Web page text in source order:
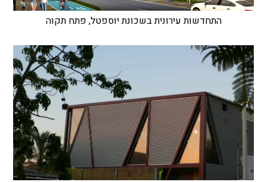
התחדשות עירונית בשכונת יוספטל, פתח תקוה